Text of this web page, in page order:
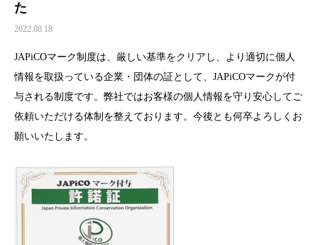
た
2022.08.18
JAPiCOマーク制度は、厳しい基準をクリアし、より適切に個人
情報を取扱っている企業・団体の証として、JAPiCOマークが付
与される制度です。弊社ではお客様の個人情報を守り安心してご
依頼いただける体制を整えております。今後とも何卒よろしくお
願いいたします。